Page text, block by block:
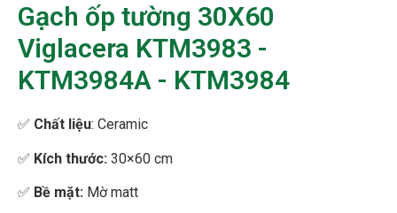
Gạch ốp tường 30X60
Viglacera KTM3983 -
KTM3984A - KTM3984
✅ Chất liệu: Ceramic
✅ Kích thước: 30×60 cm
✅ Bề mặt: Mờ matt